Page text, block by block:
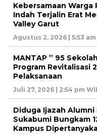
Kebersamaan Warga
Indah Terjalin Erat
Valley Garut
Agustus 2, 2026 | 5:53
MANTAP ” 95
Program Revitalisasi
Pelaksanaan
Juli 27, 2026 | 2:54 pm
Diduga Ijazah Alumni
Sukabumi Bungkam
Kampus